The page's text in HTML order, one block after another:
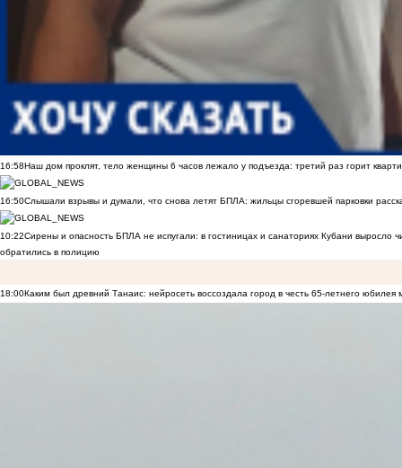
16:58Наш дом проклят, тело женщины 6 часов лежало у подъезда: третий раз горит
16:50Слышали взрывы и думали, что снова летят БПЛА: жильцы сгоревшей парковки
10:22Сирены и опасность БПЛА не испугали: в гостиницах и санаториях Кубани выросло
обратились в полицию
18:00Каким был древний Танаис: нейросеть воссоздала город в честь 65-летнего юбилея